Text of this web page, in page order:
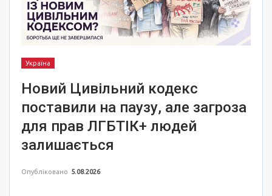
Україна
Новий Цивільний кодекс
поставили на паузу, але загроза
для прав ЛГБТІК+ людей
залишається
Опубліковано 5.08.2026